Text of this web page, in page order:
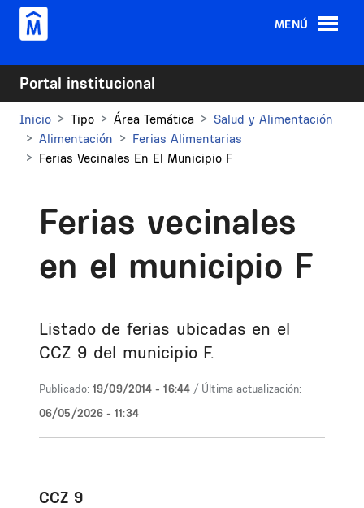
Pasar al contenido principal
MENÚ
Portal institucional
Inicio Tipo Área Temática
Salud y Alimentación
Alimentación
Ferias Alimentarias
Ferias Vecinales En El Municipio F
Ferias vecinales
en el municipio F
Listado de ferias ubicadas en el
CCZ 9 del municipio F.
Publicado: 19/09/2014 - 16:44 / Última actualización:
06/05/2026 - 11:34
CCZ 9